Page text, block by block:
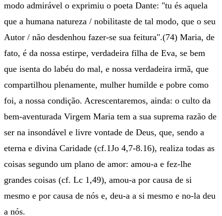
modo admirável o exprimiu o poeta Dante: "tu és aquela
que a humana natureza / nobilitaste de tal modo, que o seu
Autor / não desdenhou fazer-se sua feitura".(74) Maria, de
fato, é da nossa estirpe, verdadeira filha de Eva, se bem
que isenta do labéu do mal, e nossa verdadeira irmã, que
compartilhou plenamente, mulher humilde e pobre como
foi, a nossa condição. Acrescentaremos, ainda: o culto da
bem-aventurada Virgem Maria tem a sua suprema razão de
ser na insondável e livre vontade de Deus, que, sendo a
eterna e divina Caridade (cf.1Jo 4,7-8.16), realiza todas as
coisas segundo um plano de amor: amou-a e fez-lhe
grandes coisas (cf. Lc 1,49), amou-a por causa de si
mesmo e por causa de nós e, deu-a a si mesmo e no-la deu
a nós.